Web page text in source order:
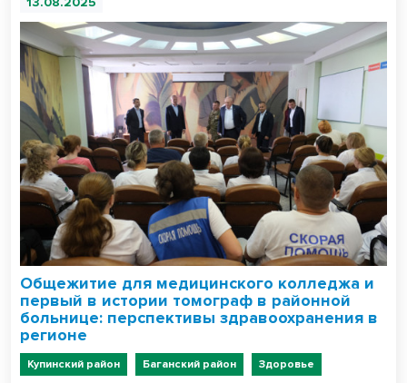
Общежитие для медицинского колледжа и
первый в истории томограф в районной
больнице: перспективы здравоохранения в
регионе
Купинский район Баганский район Здоровье